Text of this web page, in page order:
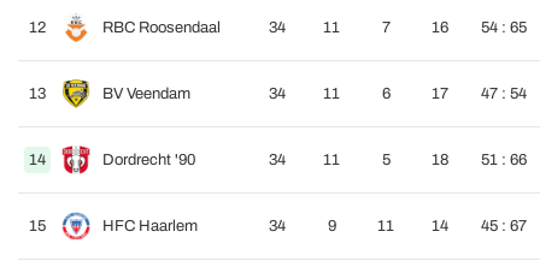
12 RBC Roosendaal 34 11 7 16 54 : 65
13 BV Veendam 34 11 6 17 47 : 54
14 Dordrecht '90 34 11 5 18 51 : 66
15 HFC Haarlem 34 9 11 14 45 : 67